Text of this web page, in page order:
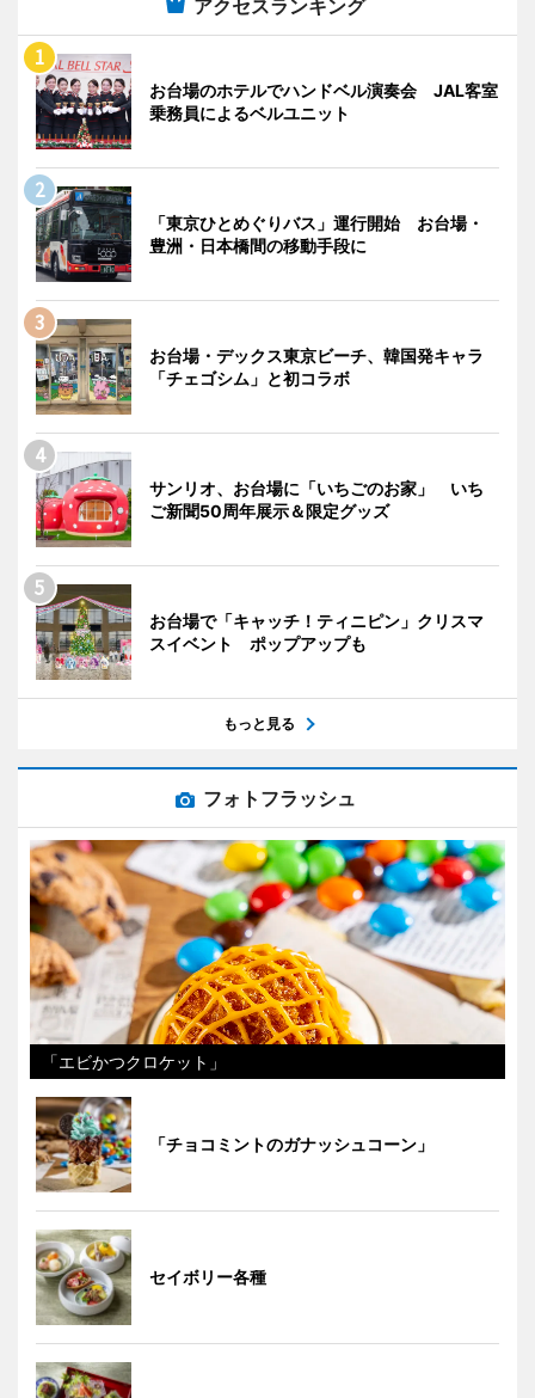
アクセスランキング
お台場のホテルでハンドベル演奏会 JAL客室
乗務員によるベルユニット
「東京ひとめぐりバス」運行開始 お台場・
豊洲・日本橋間の移動手段に
お台場・デックス東京ビーチ、韓国発キャラ
「チェゴシム」と初コラボ
サンリオ、お台場に「いちごのお家」 いち
ご新聞50周年展示＆限定グッズ
お台場で「キャッチ！ティニピン」クリスマ
スイベント ポップアップも
もっと見る
フォトフラッシュ
「エビかつクロケット」
「チョコミントのガナッシュコーン」
セイボリー各種